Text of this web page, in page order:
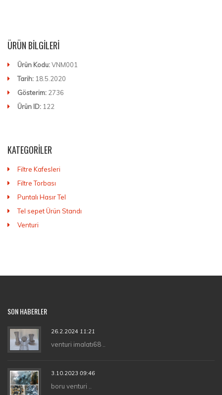
ÜRÜN BILGILERI
Ürün Kodu:VNM001
Tarih: 18.5.2020
Gösterim: 2736
Ürün ID: 122
KATEGORILER
Filtre Kafesleri
Filtre Torbası
Puntalı Hasır Tel
Tel sepet Ürün Standı
Venturi
SON HABERLER
26.2.2024 11:21
venturi imalatı68 ..
3.10.2023 09:46
boru venturi ..